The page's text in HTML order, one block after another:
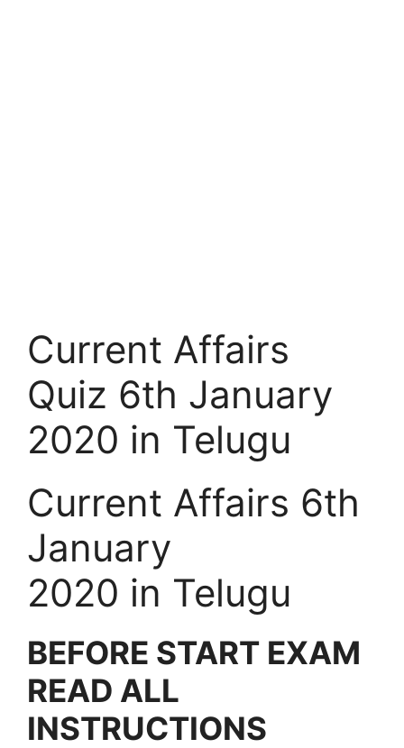
Current Affairs
Quiz 6th January
2020 in Telugu
Current Affairs 6th
January
2020 in Telugu
BEFORE START EXAM
READ ALL
INSTRUCTIONS